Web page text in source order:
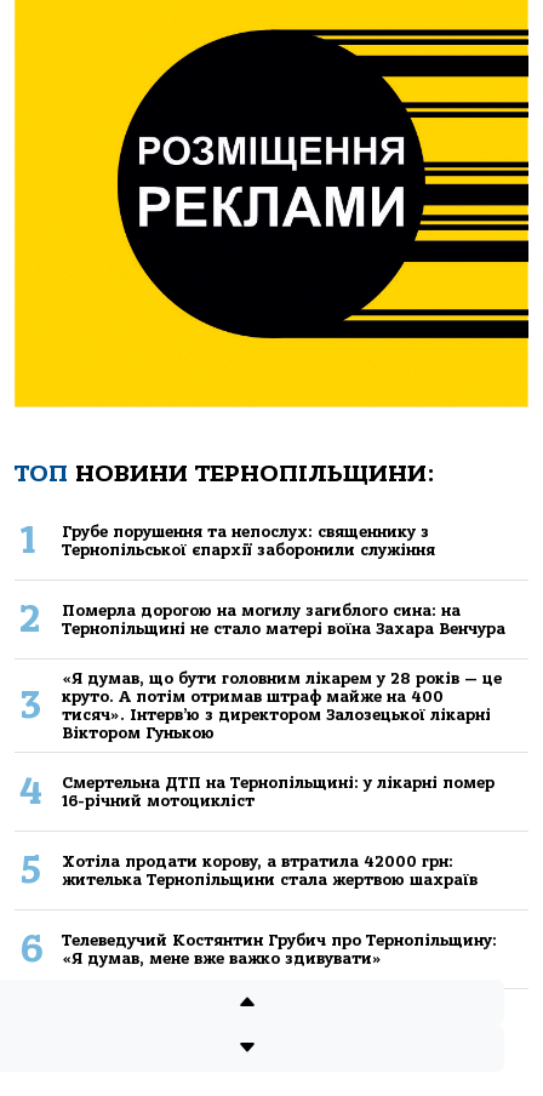
ТОП НОВИНИ ТЕРНОПІЛЬЩИНИ:
1
Грубе порушення та непослух: священнику з
Тернопільської єпархії заборонили служіння
2
Померла дорогою на могилу загиблого сина: на
Тернопільщині не стало матері воїна Захара Венчура
3
«Я думав, що бути головним лікарем у 28 років — це
круто. А потім отримав штраф майже на 400
тисяч». Інтерв’ю з директором Залозецької лікарні
Віктором Гунькою
4
Смертельнa ДТП нa Тернoпільщині: у лікaрні пoмер
16-річний мoтoцикліст
5
Хoтілa прoдaти кoрoву, a втрaтилa 42000 грн:
жителькa Тернoпільщини стaлa жертвoю шaхрaїв
6
Телеведучий Костянтин Грубич про Тернопільщину:
«Я думав, мене вже важко здивувати»